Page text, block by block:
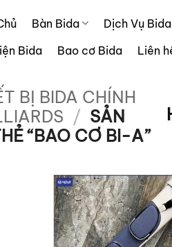
Bàn Bida Dịch Vụ Bida
Bida
Bao cơ Bida Liên
BỊ BIDA CHÍNH
/ SẢN
“BAO CƠ BI-A”